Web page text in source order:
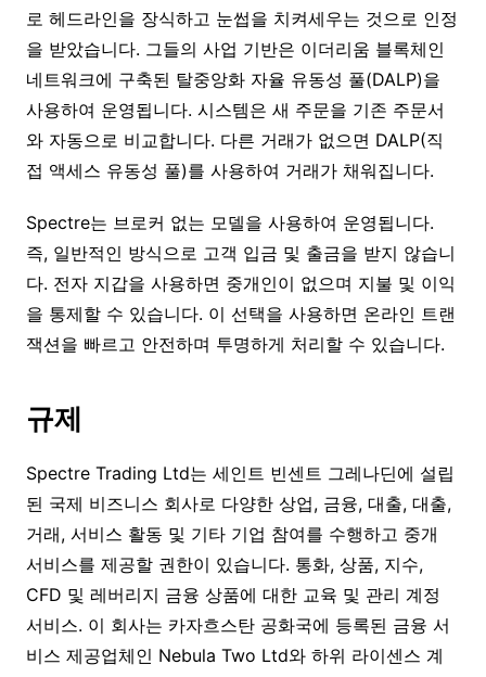
로 헤드라인을 장식하고 눈썹을 치켜세우는 것으로 인정
을 받았습니다. 그들의 사업 기반은 이더리움 블록체인
네트워크에 구축된 탈중앙화 자율 유동성 풀(DALP)을
사용하여 운영됩니다. 시스템은 새 주문을 기존 주문서
와 자동으로 비교합니다. 다른 거래가 없으면 DALP(직
접 액세스 유동성 풀)를 사용하여 거래가 채워집니다.
Spectre는 브로커 없는 모델을 사용하여 운영됩니다.
즉, 일반적인 방식으로 고객 입금 및 출금을 받지 않습니
다. 전자 지갑을 사용하면 중개인이 없으며 지불 및 이익
을 통제할 수 있습니다. 이 선택을 사용하면 온라인 트랜
잭션을 빠르고 안전하며 투명하게 처리할 수 있습니다.
규제
Spectre Trading Ltd는 세인트 빈센트 그레나딘에 설립
된 국제 비즈니스 회사로 다양한 상업, 금융, 대출, 대출,
거래, 서비스 활동 및 기타 기업 참여를 수행하고 중개
서비스를 제공할 권한이 있습니다. 통화, 상품, 지수,
CFD 및 레버리지 금융 상품에 대한 교육 및 관리 계정
서비스. 이 회사는 카자흐스탄 공화국에 등록된 금융 서
비스 제공업체인 Nebula Two Ltd와 하위 라이센스 계